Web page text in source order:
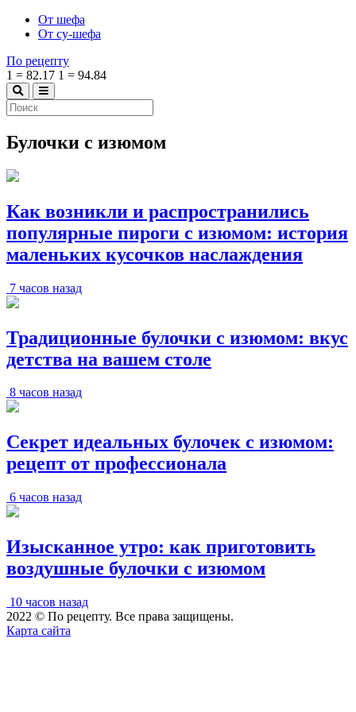
От шефа
От су-шефа
По рецепту
1 = 82.17 1 = 94.84
Булочки с изюмом
Как возникли и распространились
популярные пироги с изюмом: история
маленьких кусочков наслаждения
7 часов назад
Традиционные булочки с изюмом: вкус
детства на вашем столе
8 часов назад
Секрет идеальных булочек с изюмом:
рецепт от профессионала
6 часов назад
Изысканное утро: как приготовить
воздушные булочки с изюмом
10 часов назад
2022 © По рецепту. Все права защищены.
Карта сайта